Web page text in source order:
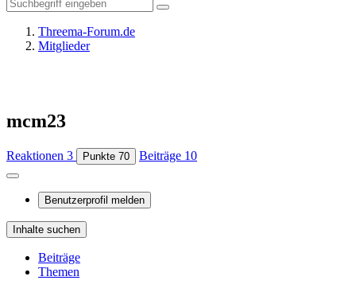
Threema-Forum.de
Mitglieder
mcm23
Reaktionen 3 Punkte 70 Beiträge 10
Benutzerprofil melden
Inhalte suchen
Beiträge
Themen